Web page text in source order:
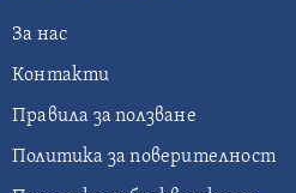
За нас
Контакти
Правила за ползване
Политика за поверителност